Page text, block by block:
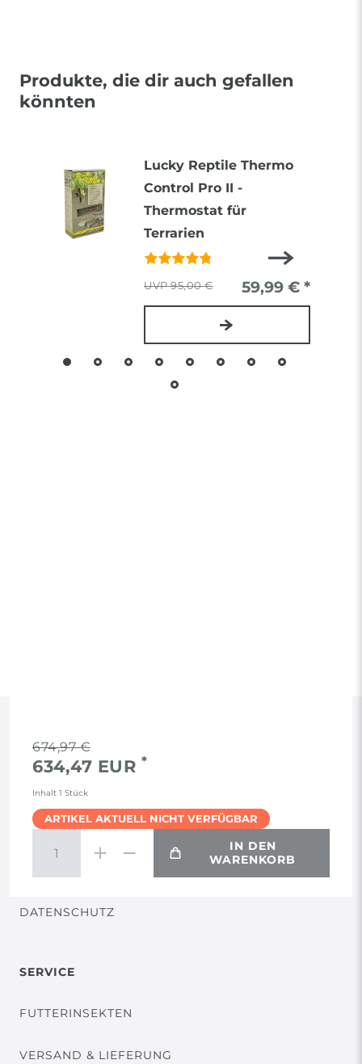
Produkte, die dir auch gefallen
könnten
Lucky Reptile Thermo
Control Pro II -
Thermostat für
Terrarien
95,00 € 59,99 € *
674,97 €
634,47 EUR *
Inhalt 1 Stück
ARTIKEL AKTUELL NICHT VERFÜGBAR
IN DEN
WARENKORB
RECHTLICHES
AGB
WIDERRUF
DATENSCHUTZ
SERVICE
FUTTERINSEKTEN
VERSAND & LIEFERUNG